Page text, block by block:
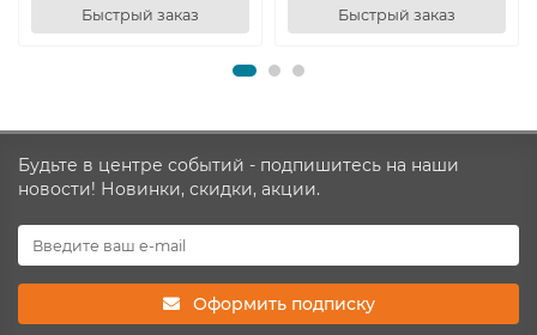
Быстрый заказ Быстрый заказ
Будьте в центре событий - подпишитесь на наши
новости! Новинки, скидки, акции.
Оформить подписку